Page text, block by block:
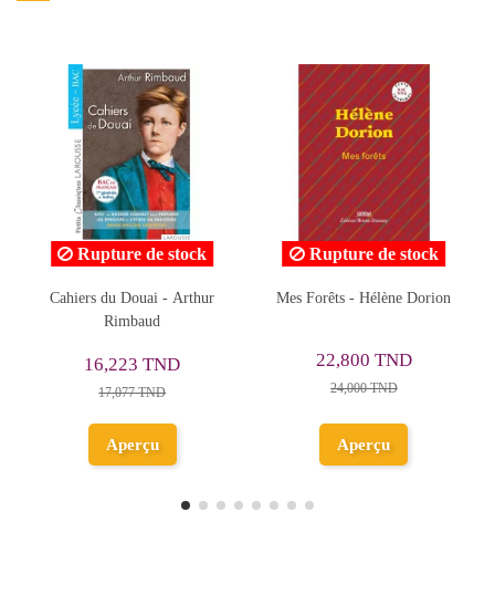
Rupture de stock
Mes Forêts - Hélène Dorion
22,800 TND
24,000 TND
Aperçu
Enseignement Scientifique
134,900 TND
Ajouter au
panier